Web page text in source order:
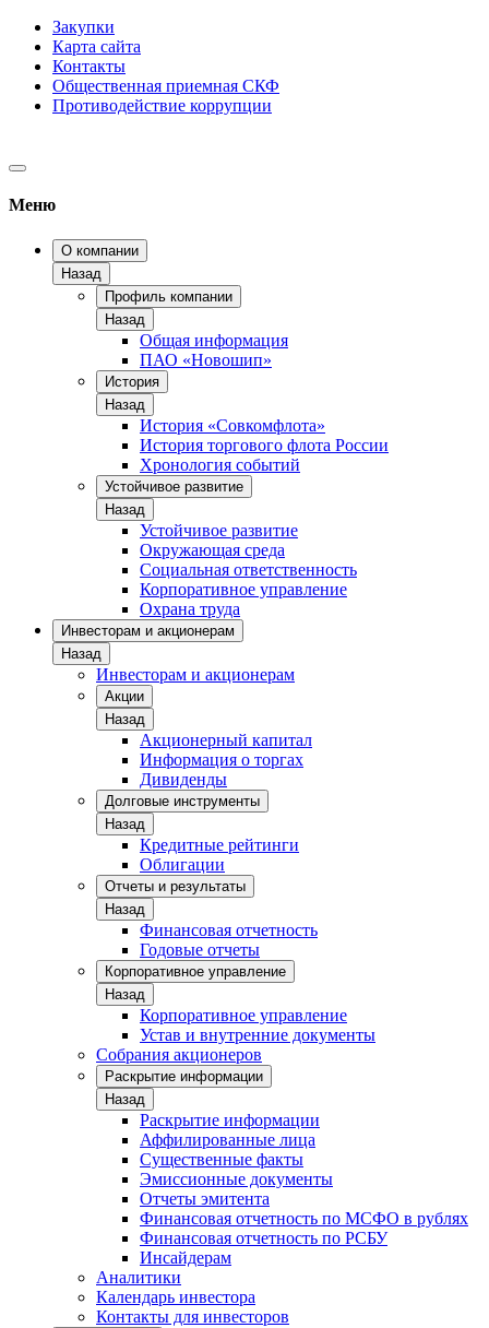
Закупки
Карта сайта
Контакты
Общественная приемная СКФ
Противодействие коррупции
Меню
О компании
Назад
Профиль компании
Назад
Общая информация
ПАО «Новошип»
История
Назад
История «Совкомфлота»
История торгового флота России
Хронология событий
Устойчивое развитие
Назад
Устойчивое развитие
Окружающая среда
Социальная ответственность
Корпоративное управление
Охрана труда
Инвесторам и акционерам
Назад
Инвесторам и акционерам
Акции
Назад
Акционерный капитал
Информация о торгах
Дивиденды
Долговые инструменты
Назад
Кредитные рейтинги
Облигации
Отчеты и результаты
Назад
Финансовая отчетность
Годовые отчеты
Корпоративное управление
Назад
Корпоративное управление
Устав и внутренние документы
Собрания акционеров
Раскрытие информации
Назад
Раскрытие информации
Аффилированные лица
Существенные факты
Эмиссионные документы
Отчеты эмитента
Финансовая отчетность по МСФО в рублях
Финансовая отчетность по РСБУ
Инсайдерам
Аналитики
Календарь инвестора
Контакты для инвесторов